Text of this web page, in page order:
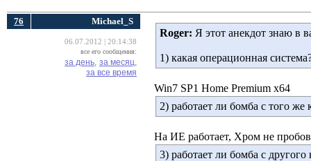
76 Michael_S
06.07.2012 | 20:14:38
все его сообщения:
за день, за месяц,
за все время
Roger: Я этот анекдот знаю в
1) какая операционная
Win7 SP1 Home Premium x64
2) работает ли бомба с того
На ИЕ работает, Хром не
3) работает ли бомба с